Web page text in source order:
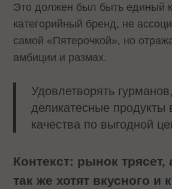
Это должен был быть единый
категорийный бренд, не
самой «Пятерочкой», но
амбиции и размах.
Удовлетворять
деликатесные продукты
качества по выгодной
Контекст: рынок
так же хотят вкусного и